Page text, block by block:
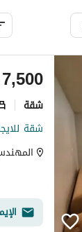
7,500
شقة
شقة للايجار 300 م تفرعات